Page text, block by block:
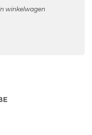
winkelwagen